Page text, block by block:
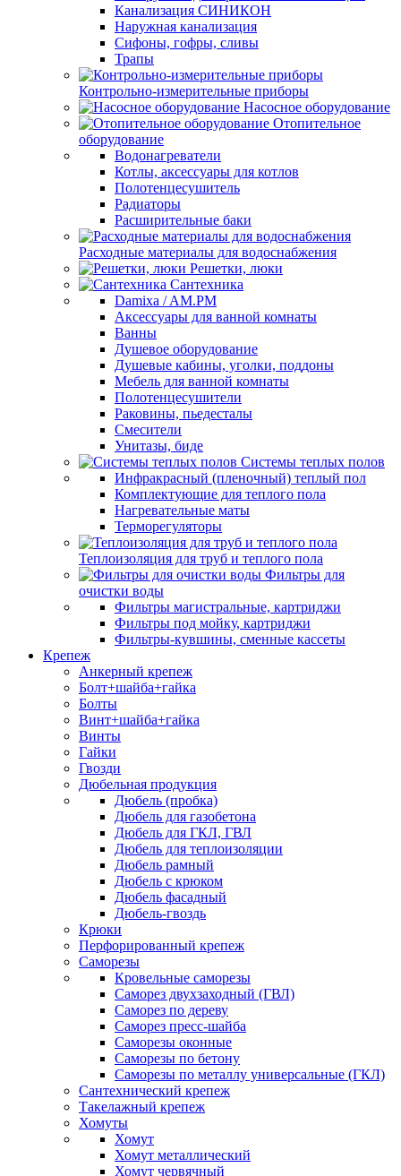
Канализация СИНИКОН
Наружная канализация
Сифоны, гофры, сливы
Трапы
Контрольно-измерительные приборы
Насосное оборудование
Отопительное
оборудование
Водонагреватели
Котлы, аксессуары для котлов
Полотенцесушитель
Радиаторы
Расширительные баки
Расходные материалы для водоснабжения
Решетки, люки
Сантехника
Damixa / AM.PM
Аксессуары для ванной комнаты
Ванны
Душевое оборудование
Душевые кабины, уголки, поддоны
Мебель для ванной комнаты
Полотенцесушители
Раковины, пьедесталы
Смесители
Унитазы, биде
Системы теплых полов
Инфракрасный (пленочный) теплый пол
Комплектующие для теплого пола
Нагревательные маты
Терморегуляторы
Теплоизоляция для труб и теплого пола
Фильтры для
очистки воды
Фильтры магистральные, картриджи
Фильтры под мойку, картриджи
Фильтры-кувшины, сменные кассеты
Крепеж
Анкерный крепеж
Болт+шайба+гайка
Болты
Винт+шайба+гайка
Винты
Гайки
Гвозди
Дюбельная продукция
Дюбель (пробка)
Дюбель для газобетона
Дюбель для ГКЛ, ГВЛ
Дюбель для теплоизоляции
Дюбель рамный
Дюбель с крюком
Дюбель фасадный
Дюбель-гвоздь
Крюки
Перфорированный крепеж
Саморезы
Кровельные саморезы
Саморез двухзаходный (ГВЛ)
Саморез по дереву
Саморез пресс-шайба
Саморезы оконные
Саморезы по бетону
Саморезы по металлу универсальные (ГКЛ)
Сантехнический крепеж
Такелажный крепеж
Хомуты
Хомут
Хомут металлический
Хомут червячный